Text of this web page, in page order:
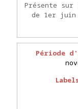
Présente sur
de 1er juin
Période